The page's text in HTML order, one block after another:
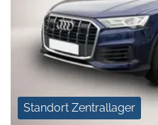
Standort Zentrallager